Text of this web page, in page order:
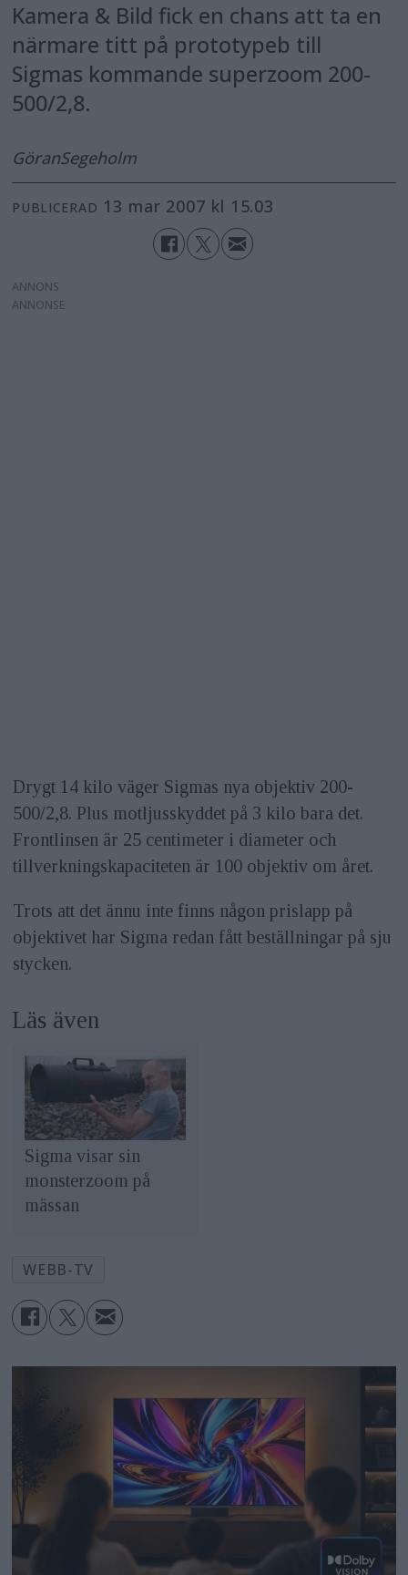
Kamera & Bild fick en chans att ta en
närmare titt på prototypeb till
Sigmas kommande superzoom 200-
500/2,8.
GöranSegeholm
PUBLICERAD 13 mar 2007 kl 15.03
ANNONS
Drygt 14 kilo väger Sigmas nya objektiv 200-
500/2,8. Plus motljusskyddet på 3 kilo bara det.
Frontlinsen är 25 centimeter i diameter och
tillverkningskapaciteten är 100 objektiv om året.
Trots att det ännu inte finns någon prislapp på
objektivet har Sigma redan fått beställningar på sju
stycken.
Läs även
Sigma visar sin
monsterzoom på
mässan
WEBB-TV